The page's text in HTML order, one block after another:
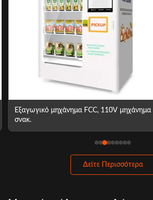
Εξαγωγικό μηχάνημα FCC, 110V μηχάνημα
σνακ.
Δείτε Περισσότερα